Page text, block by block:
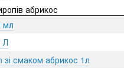
абрикос
мл
Л
смаком абрикос 1л